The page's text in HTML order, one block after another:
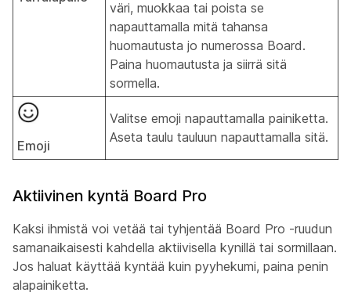
väri, muokkaa tai poista se
napauttamalla mitä tahansa
huomautusta jo numerossa Board.
Paina huomautusta ja siirrä sitä
sormella.
Emoji
Valitse emoji napauttamalla painiketta.
Aseta taulu tauluun napauttamalla sitä.
Aktiivinen kyntä Board Pro
Kaksi ihmistä voi vetää tai tyhjentää Board Pro -ruudun
samanaikaisesti kahdella aktiivisella kynillä tai sormillaan.
Jos haluat käyttää kyntää kuin pyyhekumi, paina penin
alapainiketta.